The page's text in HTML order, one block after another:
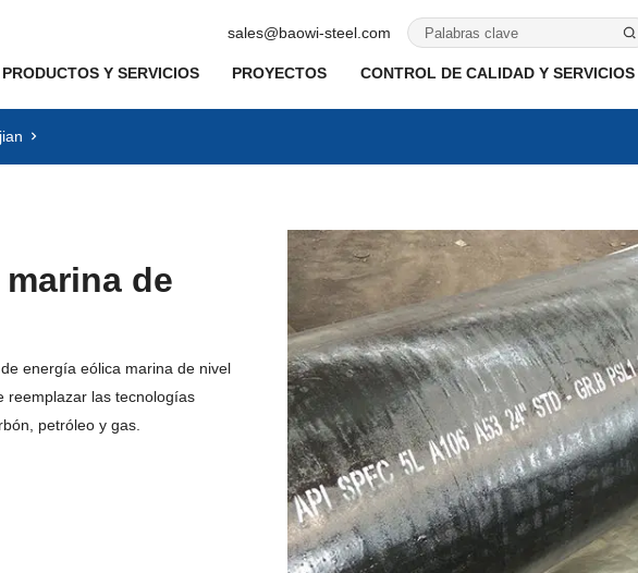
sales@baowi-steel.com
PRODUCTOS Y SERVICIOS PROYECTOS CONTROL DE CALIDAD Y SERVICIOS
de
energía eólica marina de nivel
reemplazar las tecnologías
petróleo y gas.